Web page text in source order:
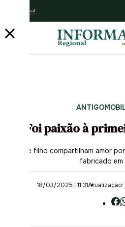
Assine o jornal
“Foi paixão à
Pai e filho compartilham amor
fabricado em
18/03/2025 | 11:31